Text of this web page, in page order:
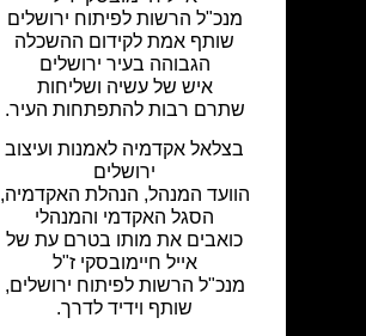
מנכ"ל הרשות לפיתוח ירושלים
שותף אמת לקידום ההשכלה
הגבוהה בעיר ירושלים
איש של עשיה ושליחות
שתרם רבות להתפתחות העיר.
בצלאל אקדמיה לאמנות ועיצוב
ירושלים
הוועד המנהל, הנהלת האקדמיה,
הסגל האקדמי והמנהלי
כואבים את מותו בטרם עת של
אייל חיימובסקי ז"ל
מנכ"ל הרשות לפיתוח ירושלים,
שותף וידיד לדרך.